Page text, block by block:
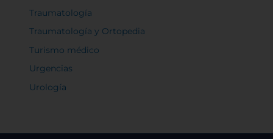
Traumatología
Traumatología y Ortopedia
Turismo médico
Urgencias
Urología